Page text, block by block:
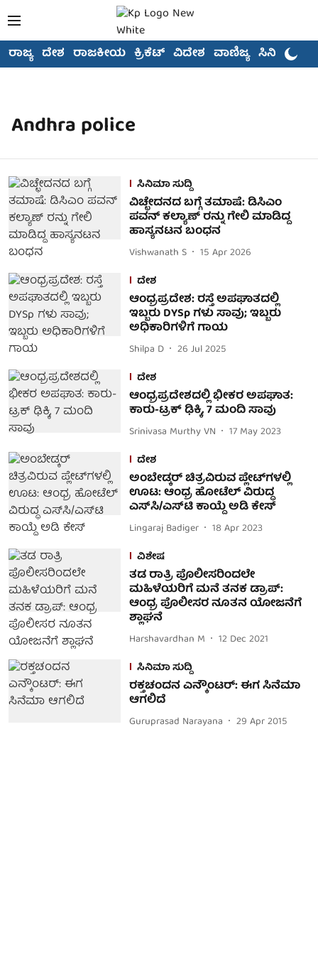
ರಾಜ್ಯ ದೇಶ ರಾಜಕೀಯ ಕ್ರಿಕೆಟ್ ವಿದೇಶ ವಾಣಿಜ್ಯ ಸಿನಿಮಾ
Andhra police
ಸಿನಿಮಾ ಸುದ್ದಿ
ವಿಚ್ಛೇದನದ ಬಗ್ಗೆ ತಮಾಷೆ: ಡಿಸಿಎಂ
ಪವನ್ ಕಲ್ಯಾಣ್ ರನ್ನು ಗೇಲಿ ಮಾಡಿದ್ದ
ಹಾಸ್ಯನಟನ ಬಂಧನ
Vishwanath S
15 Apr 2026
ದೇಶ
ಆಂಧ್ರಪ್ರದೇಶ: ರಸ್ತೆ ಅಪಘಾತದಲ್ಲಿ
ಇಬ್ಬರು DYSp ಗಳು ಸಾವು; ಇಬ್ಬರು
ಅಧಿಕಾರಿಗಳಿಗೆ ಗಾಯ
Shilpa D
26 Jul 2025
ದೇಶ
ಆಂಧ್ರಪ್ರದೇಶದಲ್ಲಿ ಭೀಕರ ಅಪಘಾತ:
ಕಾರು-ಟ್ರಕ್ ಢಿಕ್ಕಿ, 7 ಮಂದಿ ಸಾವು
Srinivasa Murthy VN
17 May 2023
ದೇಶ
ಅಂಬೇಡ್ಕರ್ ಚಿತ್ರವಿರುವ ಪ್ಲೇಟ್‌ಗಳಲ್ಲಿ
ಊಟ: ಆಂಧ್ರ ಹೋಟೆಲ್ ವಿರುದ್ಧ
ಎಸ್‌ಸಿ/ಎಸ್‌ಟಿ ಕಾಯ್ದೆ ಅಡಿ ಕೇಸ್
Lingaraj Badiger
18 Apr 2023
ವಿಶೇಷ
ತಡ ರಾತ್ರಿ ಪೊಲೀಸರಿಂದಲೇ
ಮಹಿಳೆಯರಿಗೆ ಮನೆ ತನಕ ಡ್ರಾಪ್:
ಆಂಧ್ರ ಪೊಲೀಸರ ನೂತನ ಯೋಜನೆಗೆ
ಶ್ಲಾಘನೆ
Harshavardhan M
12 Dec 2021
ಸಿನಿಮಾ ಸುದ್ದಿ
ರಕ್ತಚಂದನ ಎನ್ಕೌಂಟರ್: ಈಗ ಸಿನೆಮಾ
ಆಗಲಿದೆ
Guruprasad Narayana 29 Apr 2015